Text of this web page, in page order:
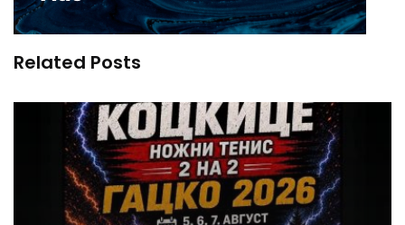
Related Posts